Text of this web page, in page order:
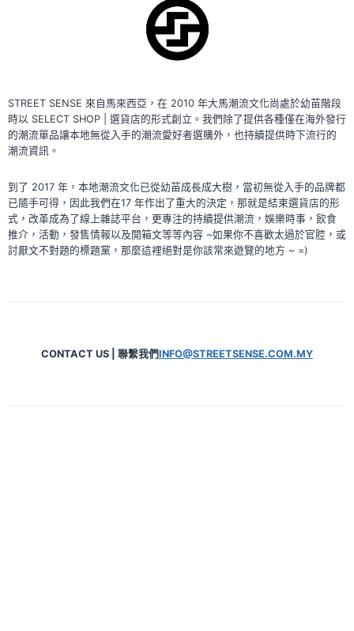
STREET SENSE 來自馬來西亞，在 2010 年大馬潮流文化尚處於幼苗階段
時以 SELECT SHOP | 選貨店的形式創立。我們除了提供各種僅在海外發行
的潮流單品讓本地無從入手的潮流愛好者選購外，也持續提供時下流行的
潮流資訊。
到了 2017 年，本地潮流文化已從幼苗成長成大樹，當初無從入手的品牌都
已隨手可得，因此我們在17 年作出了重大的決定，那就是結束選貨店的形
式，改革成為了線上雜誌平台，更專注的持續提供潮流，娛樂時事，飲食
推介，活動，發售情報以及開箱文等等內容 ~如果你不喜歡太過於官腔，或
討厭文不對題的標題黨，那麼這裡絕對是你該常來遊覽的地方 ~ =)
CONTACT US | 聯繫我們INFO@STREETSENSE.COM.MY